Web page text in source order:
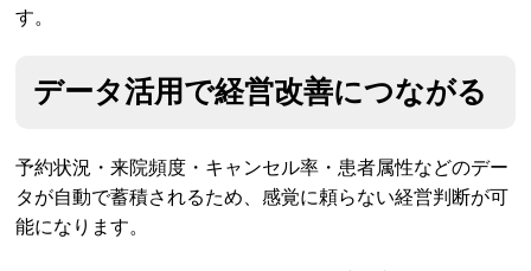
す。
データ活用で経営改善につながる
予約状況・来院頻度・キャンセル率・患者属性などのデー
タが自動で蓄積されるため、感覚に頼らない経営判断が可
能になります。